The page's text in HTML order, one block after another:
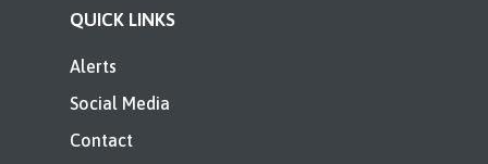
QUICK LINKS
Alerts
Social Media
Contact